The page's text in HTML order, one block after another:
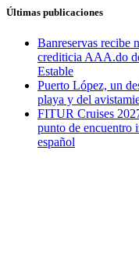
Últimas publicaciones
Banreservas recibe
crediticia AAA.do
Estable
Puerto López, un
playa y del
FITUR Cruises
punto de encuentro
español